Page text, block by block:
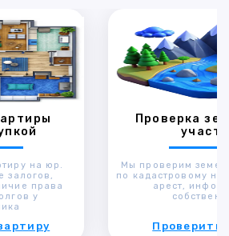
на юр.
залогов,
права
у
Проверка
Мы проверим
по кадастровому
арест,
Проверить